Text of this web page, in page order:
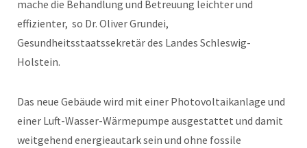
mache die Behandlung und Betreuung leichter und
effizienter, so Dr. Oliver Grundei,
Gesundheitsstaatssekretär des Landes Schleswig-
Holstein.
Das neue Gebäude wird mit einer Photovoltaikanlage und
einer Luft-Wasser-Wärmepumpe ausgestattet und damit
weitgehend energieautark sein und ohne fossile